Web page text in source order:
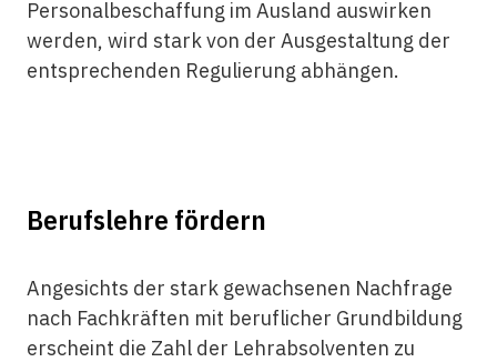
Personalbeschaffung im Ausland auswirken
werden, wird stark von der Ausgestaltung der
entsprechenden Regulierung abhängen.
Berufslehre fördern
Angesichts der stark gewachsenen Nachfrage
nach Fachkräften mit beruflicher Grundbildung
erscheint die Zahl der Lehrabsolventen zu